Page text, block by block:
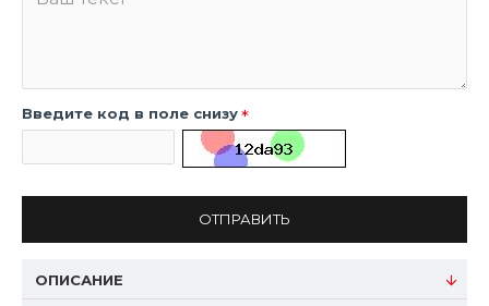
Введите код в поле снизу
ОТПРАВИТЬ
ОПИСАНИЕ